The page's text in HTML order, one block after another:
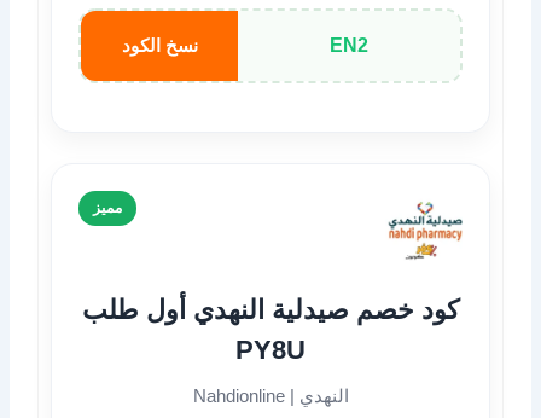
EN2 نسخ الكود
مميز
كود خصم صيدلية النهدي أول طلب
PY8U
النهدي | Nahdionline